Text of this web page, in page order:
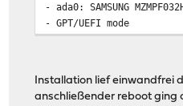
D:\physdiskwrite-0.5.3>
- ada0: SAMSUNG
- GPT/UEFI mode
Installation lief einwandfrei
anschließender reboot ging